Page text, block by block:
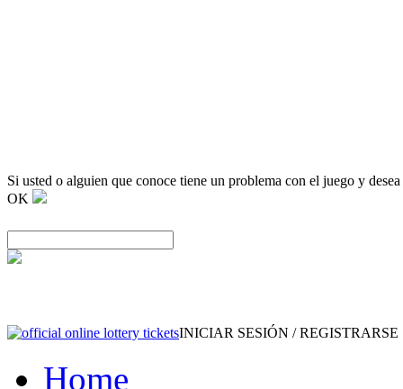
Si usted o alguien que conoce tiene un problema con el juego y
OK
INICIAR SESIÓN / REGISTRARSE
Home